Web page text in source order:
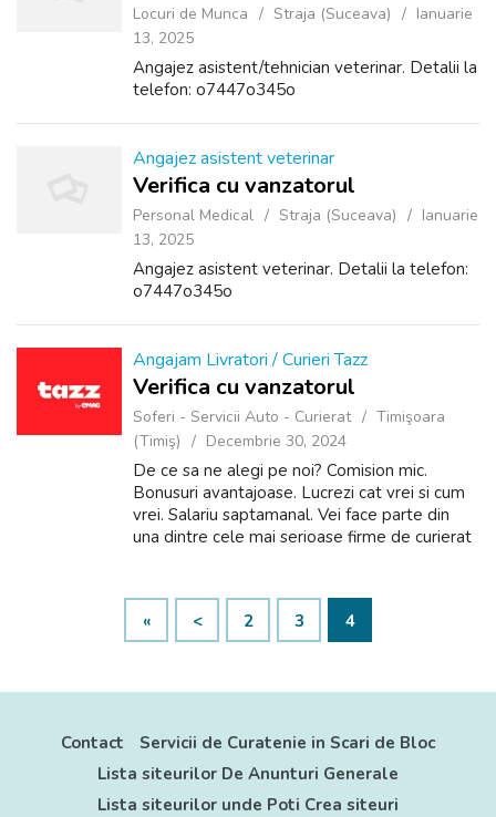
Locuri de Munca Straja (Suceava)
Ianuarie
13, 2025
Angajez asistent/tehnician veterinar. Detalii la
telefon: o7447o345o
Angajez asistent veterinar
Verifica cu vanzatorul
Personal Medical Straja (Suceava)
Ianuarie
13, 2025
Angajez asistent veterinar. Detalii la telefon:
o7447o345o
Angajam Livratori / Curieri Tazz
Verifica cu vanzatorul
Soferi - Servicii Auto - Curierat
Timişoara
(Timiş)
Decembrie 30, 2024
De ce sa ne alegi pe noi? Comision mic.
Bonusuri avantajoase. Lucrezi cat vrei si cum
vrei. Salariu saptamanal. Vei face parte din
una dintre cele mai serioase firme de curierat
«
< 2 3 4
Contact
Servicii de Curatenie in Scari de Bloc
Lista siteurilor De Anunturi Generale
Lista siteurilor unde Poti Crea siteuri